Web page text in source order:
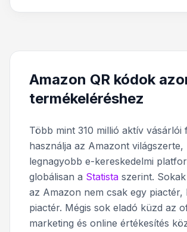
Amazon QR kódok
termékeléréshez
Több mint 310 millió aktív vásárlói
használja az Amazont világszerte,
legnagyobb e-kereskedelmi
globálisan a Statista szerint.
az Amazon nem csak egy piactér,
piactér. Mégis sok eladó küzd az
marketing és online értékesítés